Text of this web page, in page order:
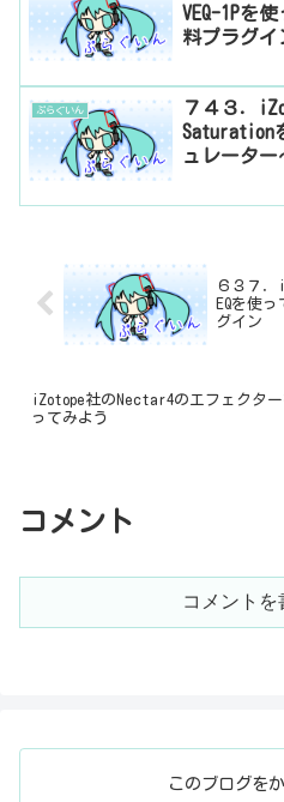
VEQ-1Pを
料プラグイ
ぷらぐいん
７４３．
Saturation
ュレータ
６３７．
EQを使
グイン
iZotope社のNectar4のエフェクタ
ってみよう
コメント
コメントを
このブログを